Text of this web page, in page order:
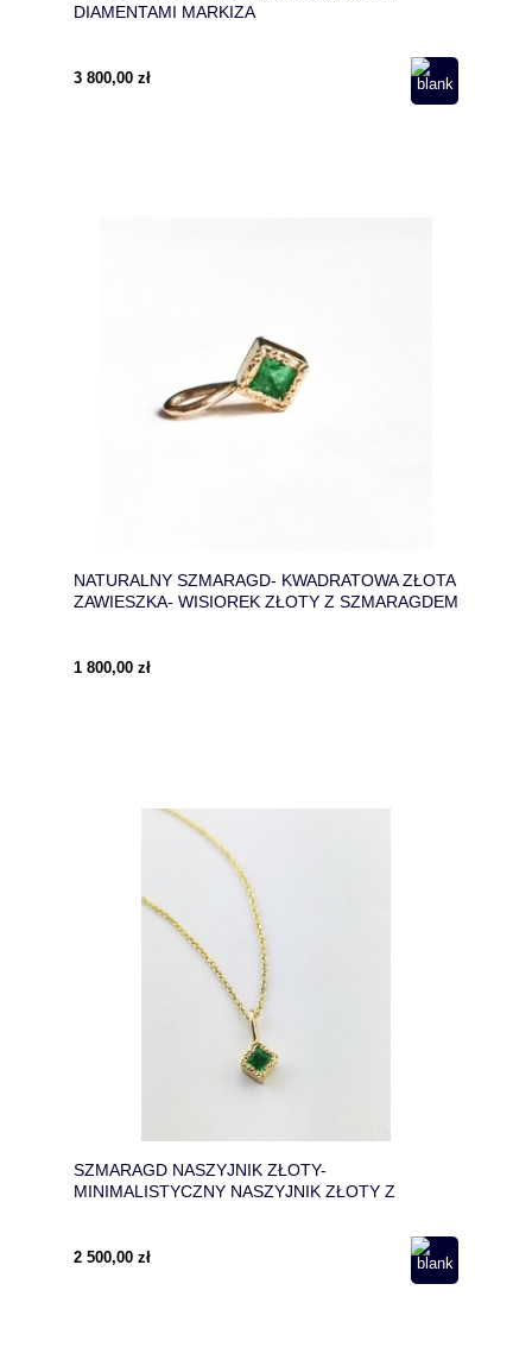
DIAMENTAMI MARKIZA
3 800,00 zł
NATURALNY SZMARAGD- KWADRATOWA ZŁOTA
ZAWIESZKA- WISIOREK ZŁOTY Z SZMARAGDEM
1 800,00 zł
SZMARAGD NASZYJNIK ZŁOTY-
MINIMALISTYCZNY NASZYJNIK ZŁOTY Z
2 500,00 zł